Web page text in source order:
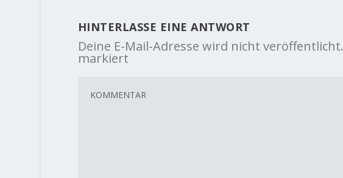
HINTERLASSE EINE ANTWORT
Deine E-Mail-Adresse wird nicht veröffentlicht.
markiert